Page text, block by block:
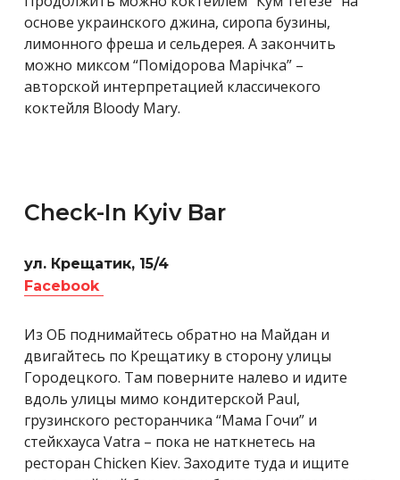
основе украинского джина, сиропа бузины,
лимонного фреша и сельдерея. А закончить
можно миксом “Помідорова Марічка” –
авторской интерпретацией классичекого
коктейля Bloody Mary.
Check-In Kyiv Bar
ул. Крещатик, 15/4
Facebook
Из ОБ поднимайтесь обратно на Майдан и
двигайтесь по Крещатику в сторону улицы
Городецкого. Там поверните налево и идите
вдоль улицы мимо кондитерской Paul,
грузинского ресторанчика “Мама Гочи” и
стейкхауса Vatra – пока не наткнетесь на
ресторан Chicken Kiev. Заходите туда и ищите